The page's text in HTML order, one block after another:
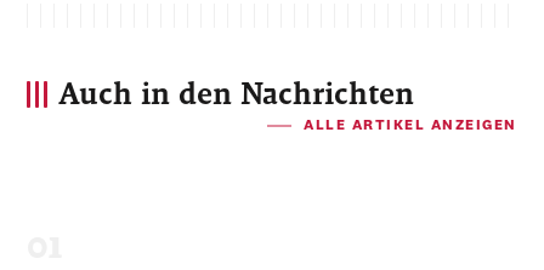
Auch in den Nachrichten
ALLE ARTIKEL ANZEIGEN